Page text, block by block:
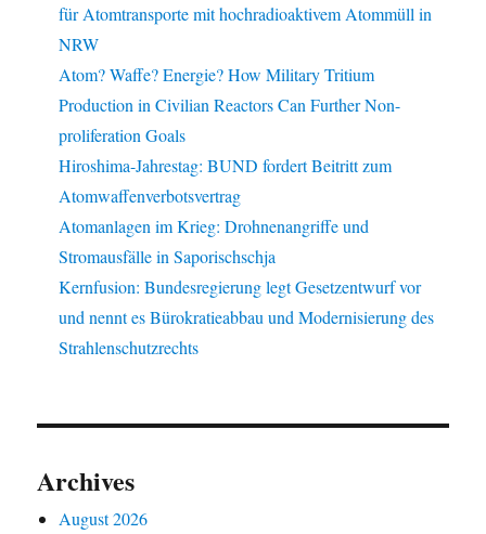
für Atomtransporte mit hochradioaktivem Atommüll in
NRW
Atom? Waffe? Energie? How Military Tritium
Production in Civilian Reactors Can Further Non-
proliferation Goals
Hiroshima-Jahrestag: BUND fordert Beitritt zum
Atomwaffenverbotsvertrag
Atomanlagen im Krieg: Drohnenangriffe und
Stromausfälle in Saporischschja
Kernfusion: Bundesregierung legt Gesetzentwurf vor
und nennt es Bürokratieabbau und Modernisierung des
Strahlenschutzrechts
Archives
August 2026